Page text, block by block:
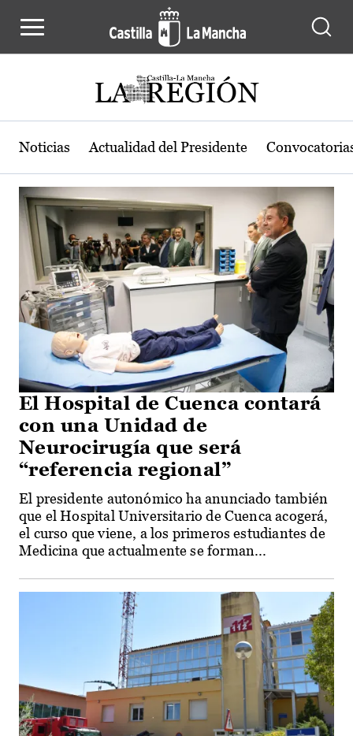
Actualidad de la región de Castilla-
Noticias Actualidad del Presidente
El Hospital de Cuenca contará
con una Unidad de
Neurocirugía que será
“referencia regional”
El presidente autonómico ha anunciado también
que el Hospital Universitario de Cuenca acogerá,
el curso que viene, a los primeros estudiantes de
Medicina que actualmente se forman...